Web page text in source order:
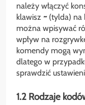
należy włączyć
klawisz ~(tylda) na
można wpisywać
wpływ na
komendy mogą
dlatego w
sprawdzić
1.2 Rodzaje